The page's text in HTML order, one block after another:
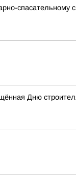
спасательному
Дню